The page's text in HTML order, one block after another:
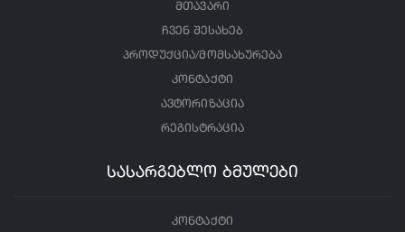
მთავარი
ჩვენ შესახებ
პროდუქცია/მომსახურება
კონტაქტი
ავტორიზაცია
რეგისტრაცია
სასარგებლო ბმულები
კონტაქტი